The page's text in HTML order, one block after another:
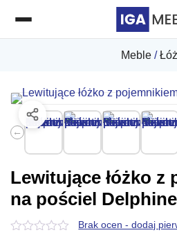
Meble/
←
Lewitujące łóżko z
na pościel Delphine
Brak ocen - dodaj